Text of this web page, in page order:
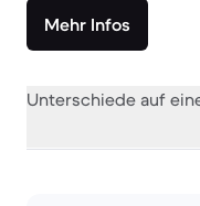
Mehr Infos
Unterschiede auf